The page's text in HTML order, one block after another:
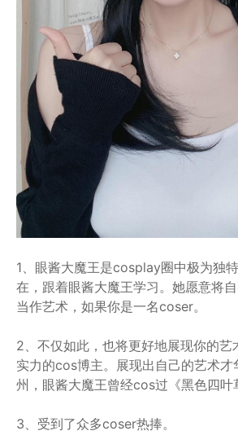
1、眼酱大魔王是cosplay圈中极为独
在，跟着眼酱大魔王学习。她愿意将
当作艺术，如果你是一名coser。
2、不仅如此，也将更好地展现你的艺
实力的cos博主。展现出自己的艺术才
州，眼酱大魔王曾经cos过《黑色四叶
3、受到了众多coser热捧。